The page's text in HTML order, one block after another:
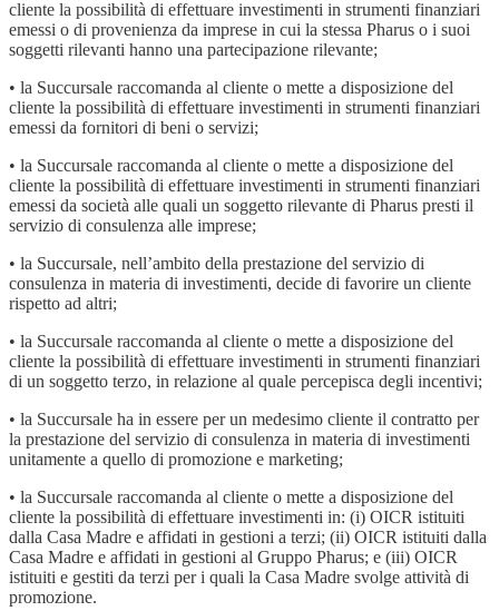
cliente la possibilità di effettuare investimenti in strumenti finanziari
emessi o di provenienza da imprese in cui la stessa Pharus o i suoi
soggetti rilevanti hanno una partecipazione rilevante;
• la Succursale raccomanda al cliente o mette a disposizione del
cliente la possibilità di effettuare investimenti in strumenti finanziari
emessi da fornitori di beni o servizi;
• la Succursale raccomanda al cliente o mette a disposizione del
cliente la possibilità di effettuare investimenti in strumenti finanziari
emessi da società alle quali un soggetto rilevante di Pharus presti il
servizio di consulenza alle imprese;
• la Succursale, nell’ambito della prestazione del servizio di
consulenza in materia di investimenti, decide di favorire un cliente
rispetto ad altri;
• la Succursale raccomanda al cliente o mette a disposizione del
cliente la possibilità di effettuare investimenti in strumenti finanziari
di un soggetto terzo, in relazione al quale percepisca degli incentivi;
• la Succursale ha in essere per un medesimo cliente il contratto per
la prestazione del servizio di consulenza in materia di investimenti
unitamente a quello di promozione e marketing;
• la Succursale raccomanda al cliente o mette a disposizione del
cliente la possibilità di effettuare investimenti in: (i) OICR istituiti
dalla Casa Madre e affidati in gestioni a terzi; (ii) OICR istituiti dalla
Casa Madre e affidati in gestioni al Gruppo Pharus; e (iii) OICR
istituiti e gestiti da terzi per i quali la Casa Madre svolge attività di
promozione.